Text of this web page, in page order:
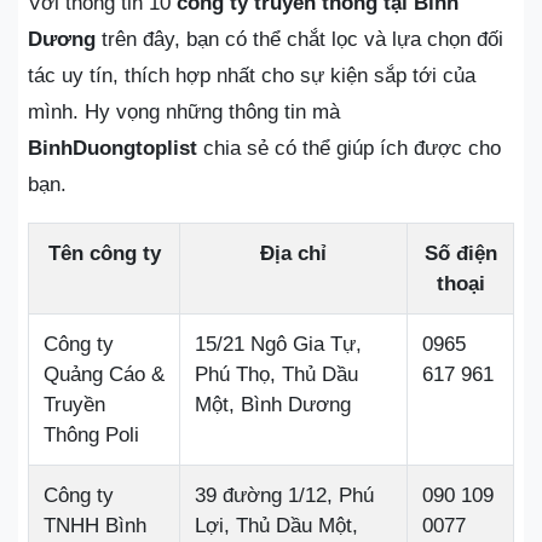
Dương trên đây, bạn có thể chắt lọc và lựa chọn đối
tác uy tín, thích hợp nhất cho sự kiện sắp tới của
mình. Hy vọng những thông tin mà
BinhDuongtoplist chia sẻ có thể giúp ích được cho
bạn.
Tên công ty Địa chỉ
Số điện
thoại
Công ty
Quảng Cáo &
Truyền
Thông Poli
15/21 Ngô Gia Tự,
Phú Thọ, Thủ Dầu
Một, Bình Dương
0965
617 961
Công ty
TNHH Bình
39 đường 1/12, Phú
Lợi, Thủ Dầu Một,
090 109
0077